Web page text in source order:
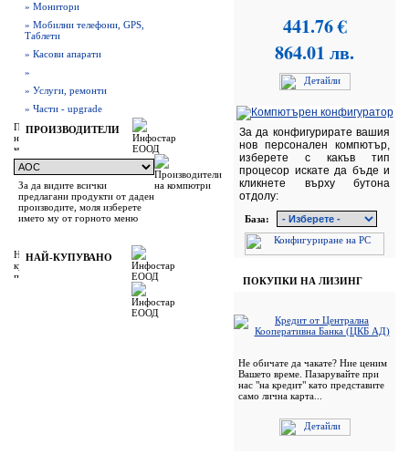
» Монитори
» Мобилни телефони, GPS,
Таблети
» Касови апарати
»
» Услуги, ремонти
» Части - upgrade
ПРОИЗВОДИТЕЛИ
За да видите всички
предлагани продукти от даден
производите, моля изберете
името му от горното меню
НАЙ-КУПУВАНО
441.76 €
864.01 лв.
За да конфигурирате вашия
нов персонален компютър,
изберете с какъв тип
процесор искате да бъде и
кликнете върху бутона
отдолу:
База:
ПОКУПКИ НА ЛИЗИНГ
Не обичате да чакате? Ние ценим
Вашето време. Пазарувайте при
нас "на кредит" като представите
само лична карта...